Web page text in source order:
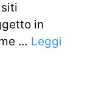
in
… Leggi